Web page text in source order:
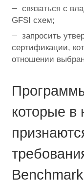
связаться с
GFSI схем;
запросить
сертификации,
отношении
которые в